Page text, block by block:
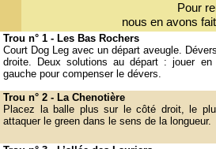
Trou n° 1 - Les Bas Rochers
Court Dog Leg avec un départ aveugle.
droite. Deux solutions au départ : jouer en
gauche pour compenser le dévers.
Trou n° 2 - La Chenotière
Placez la balle plus sur le côté droit, le
attaquer le green dans le sens de la longueur.
Pour
nous en avons